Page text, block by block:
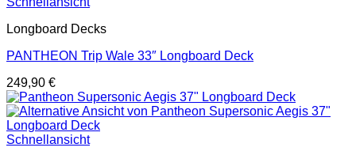
Longboard Decks
PANTHEON Trip Wale 33″ Longboard Deck
249,90 €
Schnellansicht